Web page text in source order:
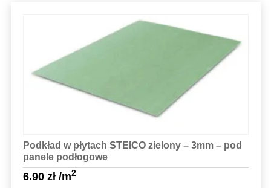
Sprawdź szczegóły
Podkład w płytach STEICO zielony – 3mm – pod
panele podłogowe
6.90 zł/m2